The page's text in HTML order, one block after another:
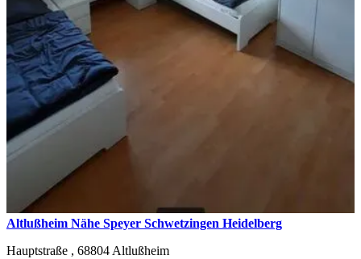
Altlußheim Nähe Speyer Schwetzingen Heidelberg
Hauptstraße , 68804 Altlußheim